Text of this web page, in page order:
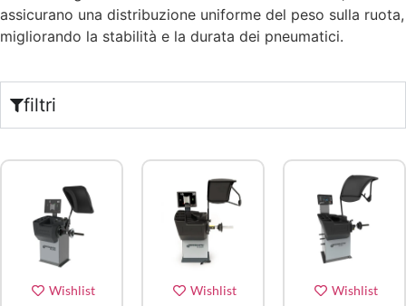
assicurano una distribuzione uniforme del peso sulla ruota,
migliorando la stabilità e la durata dei pneumatici.
filtri
Wishlist Wishlist Wishlist